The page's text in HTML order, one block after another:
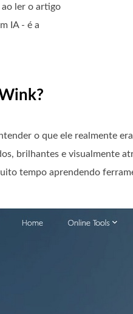
ler o artigo
IA - é a
o que ele realmente
brilhantes e visualmente
tempo aprendendo